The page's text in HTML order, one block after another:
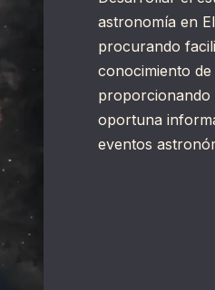
astronomía en
procurando
conocimiento de
oportuna
eventos